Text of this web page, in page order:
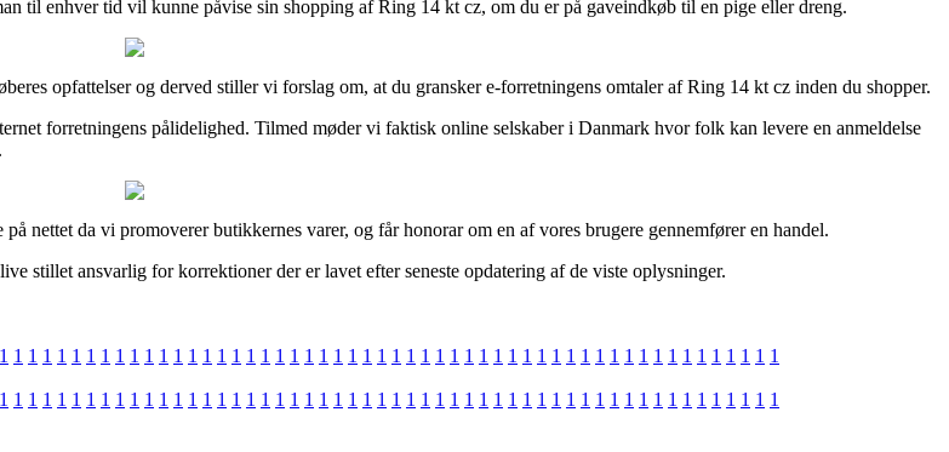
til enhver tid vil kunne påvise sin shopping af Ring 14 kt cz, om du er på gaveindkøb til en pige eller dreng.
opfattelser og derved stiller vi forslag om, at du gransker e-forretningens omtaler af Ring 14 kt cz inden du shopper.
forretningens pålidelighed. Tilmed møder vi faktisk online selskaber i Danmark hvor folk kan levere en anmeldelse
nettet da vi promoverer butikkernes varer, og får honorar om en af vores brugere gennemfører en handel.
stillet ansvarlig for korrektioner der er lavet efter seneste opdatering af de viste oplysninger.
1 1 1 1 1 1 1 1 1 1 1 1 1 1 1 1 1 1 1 1 1 1 1 1 1 1 1 1 1 1 1 1 1 1 1 1 1 1 1 1 1 1 1 1 1 1 1 1 1 1 1 1 1 1
1 1 1 1 1 1 1 1 1 1 1 1 1 1 1 1 1 1 1 1 1 1 1 1 1 1 1 1 1 1 1 1 1 1 1 1 1 1 1 1 1 1 1 1 1 1 1 1 1 1 1 1 1 1